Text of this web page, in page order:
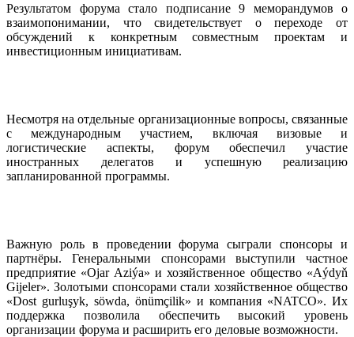
Результатом форума стало подписание 9 меморандумов о
взаимопонимании, что свидетельствует о переходе от
обсуждений к конкретным совместным проектам и
инвестиционным инициативам.
Несмотря на отдельные организационные вопросы, связанные
с международным участием, включая визовые и
логистические аспекты, форум обеспечил участие
иностранных делегатов и успешную реализацию
запланированной программы.
Важную роль в проведении форума сыграли спонсоры и
партнёры. Генеральными спонсорами выступили частное
предприятие «Ojar Aziýa» и хозяйственное общество «Aýdyň
Gijeler». Золотыми спонсорами стали хозяйственное общество
«Dost gurluşyk, söwda, önümçilik» и компания «NATCO». Их
поддержка позволила обеспечить высокий уровень
организации форума и расширить его деловые возможности.